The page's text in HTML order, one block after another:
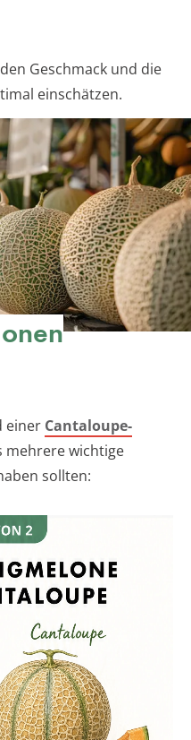
Geschmack und die
einschätzen.
einer Cantaloupe-
mehrere wichtige
sollten: